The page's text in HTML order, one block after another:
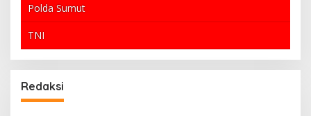
Polda Sumut
TNI
Redaksi